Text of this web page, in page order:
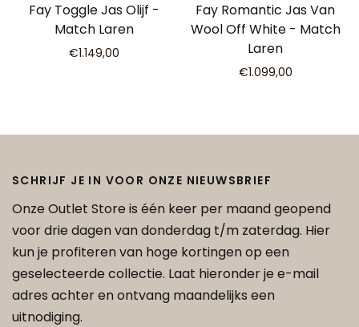
Fay Toggle Jas Olijf -
Match Laren
€1.149,00
Fay Romantic Jas Van
Wool Off White - Match
Laren
€1.099,00
SCHRIJF JE IN VOOR ONZE NIEUWSBRIEF
Onze Outlet Store is één keer per maand geopend
voor drie dagen van donderdag t/m zaterdag. Hier
kun je profiteren van hoge kortingen op een
geselecteerde collectie. Laat hieronder je e-mail
adres achter en ontvang maandelijks een
uitnodiging.